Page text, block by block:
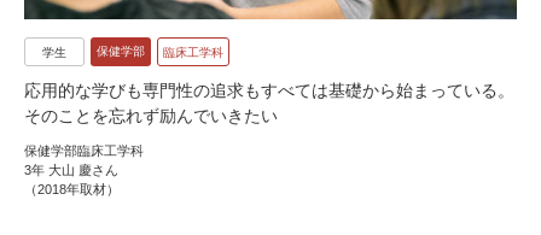
学生 保健学部 臨床工学科
応用的な学びも専門性の追求もすべては基礎から始まっている。
そのことを忘れず励んでいきたい
保健学部臨床工学科
3年 大山 慶さん
（2018年取材）